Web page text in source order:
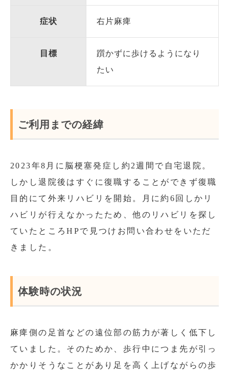
症状 右片麻痺
目標
躓かずに歩けるようになり
たい
ご利用までの経緯
2023年8月に脳梗塞発症し約2週間で自宅退院。
しかし退院後はすぐに復職することができず復職
目的にて外来リハビリを開始。月に約6回しかリ
ハビリが行えなかったため、他のリハビリを探し
ていたところHPで見つけお問い合わせをいただ
きました。
体験時の状況
麻痺側の足首などの遠位部の筋力が著しく低下し
ていました。そのためか、歩行中につま先が引っ
かかりそうなことがあり足を高く上げながらの歩